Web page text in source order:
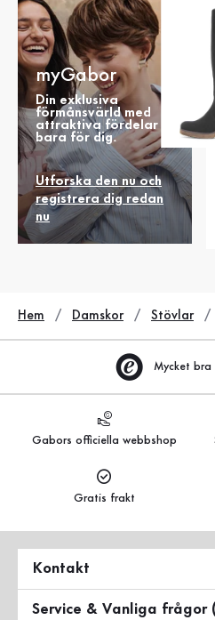
myGabor
Din exklusiva
förmånsvärld med
attraktiva fördelar
bara för dig.
Utforska den nu och
registrera dig redan
nu
Hem Damskor Stövlar
Mycket
Gabors officiella webbshop
Gratis frakt
Kontakt
Service & Vanliga frågor